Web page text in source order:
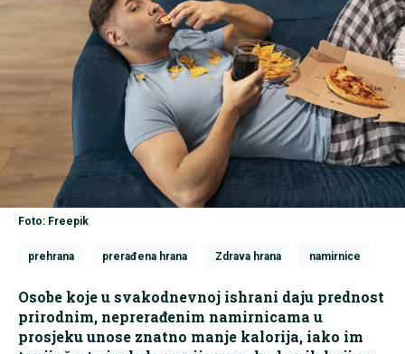
Foto: Freepik
prehrana prerađena hrana Zdrava hrana namirnice
Osobe koje u svakodnevnoj ishrani daju prednost
prirodnim, neprerađenim namirnicama u
prosjeku unose znatno manje kalorija, iako im